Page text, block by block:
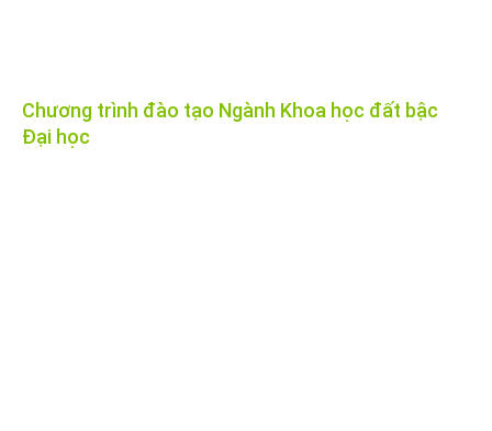
Chương trình đào tạo Ngành Khoa học đất bậc
Đại học